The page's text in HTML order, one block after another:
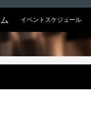
イベントスケジュール